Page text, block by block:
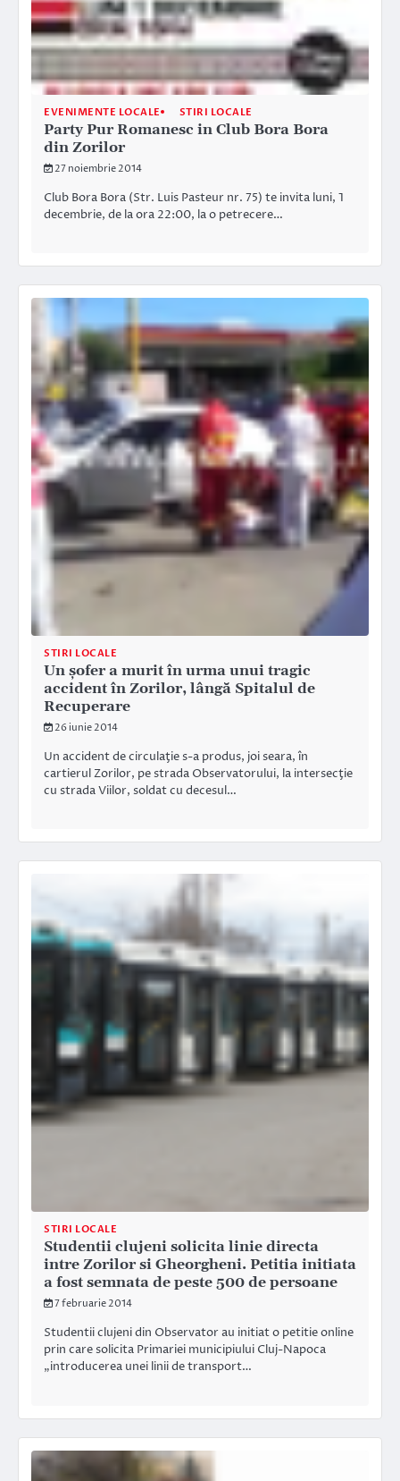
EVENIMENTE LOCALE STIRI LOCALE
Party Pur Romanesc in Club Bora Bora
din Zorilor
27 noiembrie 2014
Club Bora Bora (Str. Luis Pasteur nr. 75) te invita luni, 1
decembrie, de la ora 22:00, la o petrecere…
STIRI LOCALE
Un şofer a murit în urma unui tragic
accident în Zorilor, lângă Spitalul de
Recuperare
26 iunie 2014
Un accident de circulaţie s-a produs, joi seara, în
cartierul Zorilor, pe strada Observatorului, la intersecţie
cu strada Viilor, soldat cu decesul…
STIRI LOCALE
Studentii clujeni solicita linie directa
intre Zorilor si Gheorgheni. Petitia initiata
a fost semnata de peste 500 de persoane
7 februarie 2014
Studentii clujeni din Observator au initiat o petitie online
prin care solicita Primariei municipiului Cluj-Napoca
„introducerea unei linii de transport…